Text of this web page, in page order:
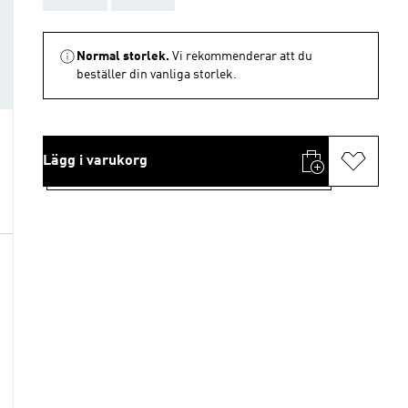
Normal storlek. Vi rekommenderar att du
beställer din vanliga storlek.
Lägg i varukorg